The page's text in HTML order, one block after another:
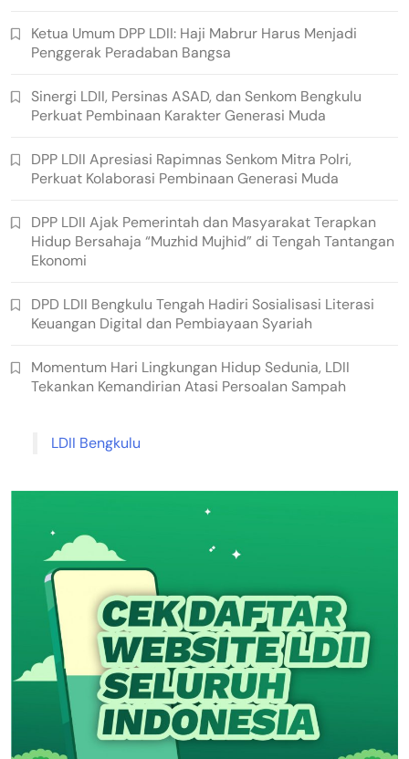
Ketua Umum DPP LDII: Haji Mabrur Harus Menjadi
Penggerak Peradaban Bangsa
Sinergi LDII, Persinas ASAD, dan Senkom Bengkulu
Perkuat Pembinaan Karakter Generasi Muda
DPP LDII Apresiasi Rapimnas Senkom Mitra Polri,
Perkuat Kolaborasi Pembinaan Generasi Muda
DPP LDII Ajak Pemerintah dan Masyarakat Terapkan
Hidup Bersahaja “Muzhid Mujhid” di Tengah Tantangan
Ekonomi
DPD LDII Bengkulu Tengah Hadiri Sosialisasi Literasi
Keuangan Digital dan Pembiayaan Syariah
Momentum Hari Lingkungan Hidup Sedunia, LDII
Tekankan Kemandirian Atasi Persoalan Sampah
LDII Bengkulu